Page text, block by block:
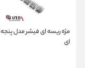
مژه ریسه ای فیشر مدل
ای